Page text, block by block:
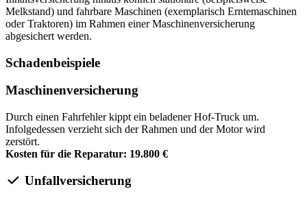
Melkstand) und fahrbare Maschinen (exemplarisch Erntemaschinen
oder Traktoren) im Rahmen einer Maschinenversicherung
abgesichert werden.
Schadenbeispiele
Maschinenversicherung
Durch einen Fahrfehler kippt ein beladener Hof-Truck um.
Infolgedessen verzieht sich der Rahmen und der Motor wird
zerstört.
Kosten für die Reparatur: 19.800 €
Unfallversicherung